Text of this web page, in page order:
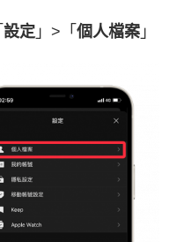
設定 」>「 個人檔案 」